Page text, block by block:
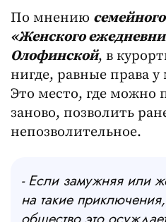
По мнению
«Женского
Олофинской, в
нигде, равные права
Это место, где можно
заново, позволить
непозволительное.
- Если замужняя или
на такие